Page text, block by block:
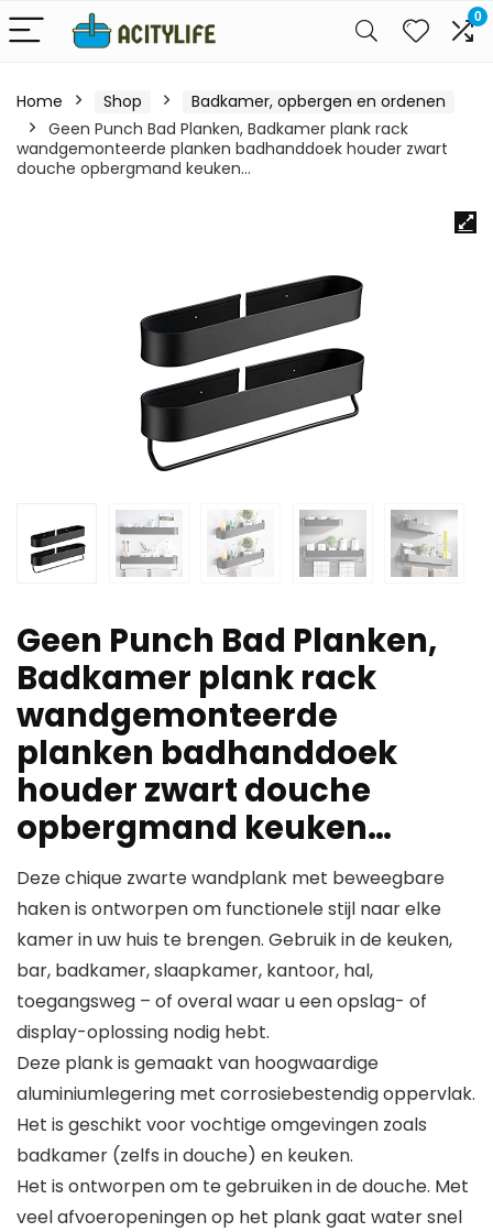
0
Home Shop
Badkamer, opbergen en ordenen
Geen Punch Bad Planken, Badkamer plank rack
wandgemonteerde planken badhanddoek houder zwart
douche opbergmand keuken…
Geen Punch Bad Planken,
Badkamer plank rack
wandgemonteerde
planken badhanddoek
houder zwart douche
opbergmand keuken…
Deze chique zwarte wandplank met beweegbare
haken is ontworpen om functionele stijl naar elke
kamer in uw huis te brengen. Gebruik in de keuken,
bar, badkamer, slaapkamer, kantoor, hal,
toegangsweg – of overal waar u een opslag- of
display-oplossing nodig hebt.
Deze plank is gemaakt van hoogwaardige
aluminiumlegering met corrosiebestendig oppervlak.
Het is geschikt voor vochtige omgevingen zoals
badkamer (zelfs in douche) en keuken.
Het is ontworpen om te gebruiken in de douche. Met
veel afvoeropeningen op het plank gaat water snel